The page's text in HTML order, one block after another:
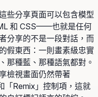
些分享頁面可以包含模型
和 CSS——也就是任何
分享的不是一段對話，而
假東西：一則畫素級忠實
那種藍、那種語氣都對。
檢視畫面仍然帶著
「Remix」控制項，這就